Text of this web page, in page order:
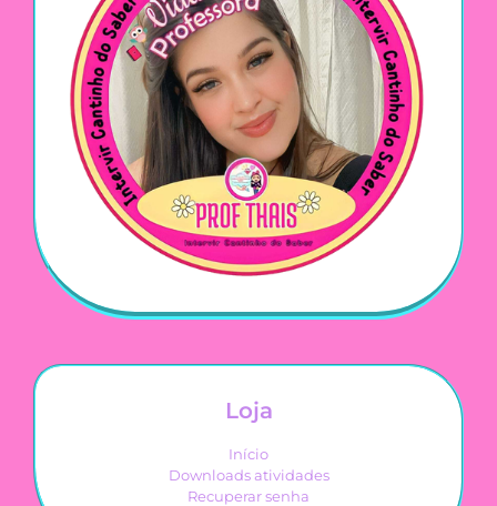
Loja
Início
Downloads atividades
Recuperar senha